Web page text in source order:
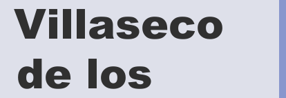
Villaseco
de los